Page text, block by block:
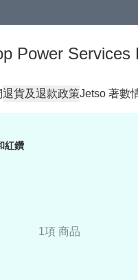
Power Services
退貨及退款政策Jetso 著數
紅鑽
1項 商品